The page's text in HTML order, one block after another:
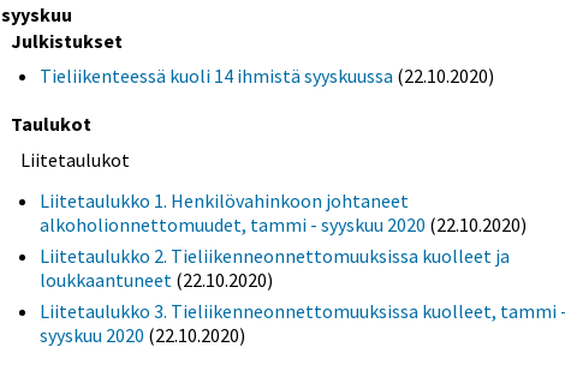
syyskuu
Julkistukset
Tieliikenteessä kuoli 14 ihmistä syyskuussa (22.10.2020)
Taulukot
Liitetaulukot
Liitetaulukko 1. Henkilövahinkoon johtaneet
alkoholionnettomuudet, tammi - syyskuu 2020 (22.10.2020)
Liitetaulukko 2. Tieliikenneonnettomuuksissa kuolleet ja
loukkaantuneet (22.10.2020)
Liitetaulukko 3. Tieliikenneonnettomuuksissa kuolleet, tammi
syyskuu 2020 (22.10.2020)